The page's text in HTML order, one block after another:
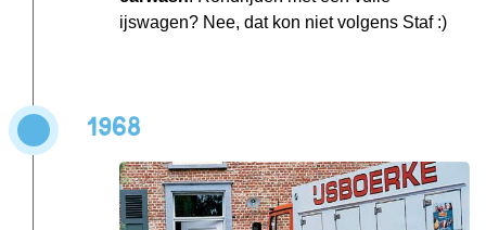
ijswagen? Nee, dat kon niet volgens Staf :)
1968